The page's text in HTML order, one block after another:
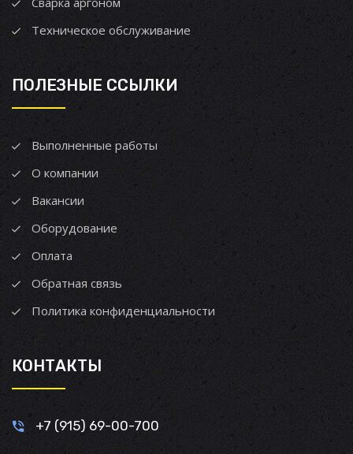
Техническое обслуживание
ПОЛЕЗНЫЕ ССЫЛКИ
Выполненные работы
О компании
Вакансии
Оборудование
Оплата
Обратная связь
Политика конфиденциальности
КОНТАКТЫ
+7 (915) 69-00-700